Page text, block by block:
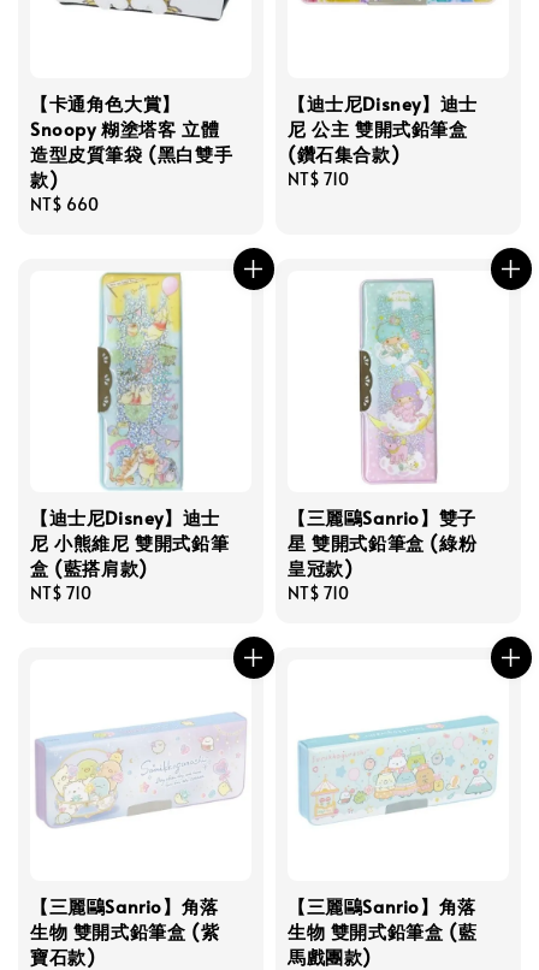
【卡通角色大賞】
Snoopy 糊塗塔客 立體
造型皮質筆袋 (黑白雙手
款)
Regular
NT$ 660
【迪士尼Disney】迪士
尼 公主 雙開式鉛筆盒
(鑽石集合款)
Regular
NT$ 710
【迪士尼Disney】迪士
尼 小熊維尼 雙開式鉛筆
盒 (藍搭肩款)
Regular
NT$ 710
【三麗鷗Sanrio】雙子
星 雙開式鉛筆盒 (綠粉
皇冠款)
Regular
NT$ 710
【三麗鷗Sanrio】角落
生物 雙開式鉛筆盒 (紫
寶石款)
【三麗鷗Sanrio】角落
生物 雙開式鉛筆盒 (藍
馬戲團款)